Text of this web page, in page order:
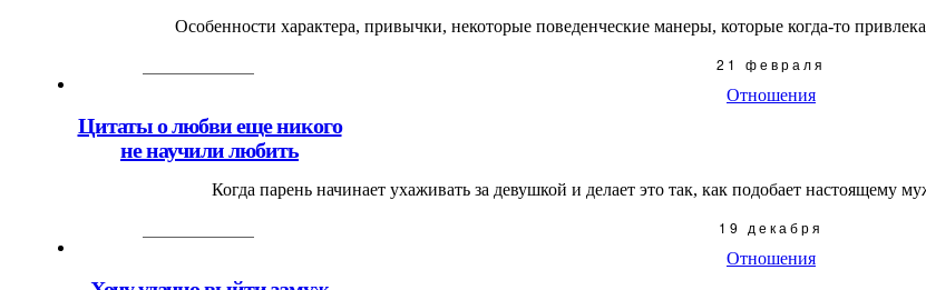
Особенности характера, привычки, некоторые поведенческие манеры, которые когда-то
21 февраля
Отношения
Цитаты о любви еще никого
не научили любить
Когда парень начинает ухаживать за девушкой и делает это так, как подобает настоящему
19 декабря
Отношения